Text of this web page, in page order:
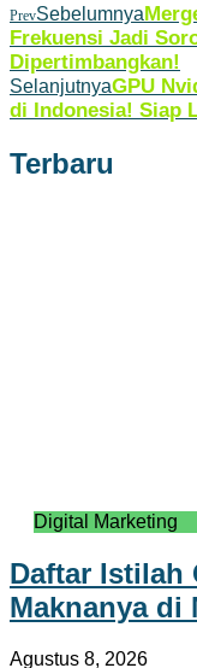
PrevSebelumnya
Frekuensi Jadi
Dipertimbangkan!
SelanjutnyaGPU
di Indonesia! Siap
Terbaru
Digital Marketing
Daftar Istilah
Maknanya di
Agustus 8, 2026